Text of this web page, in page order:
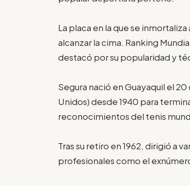
La placa en la que se
alcanzar la cima. Ranking
destacó por su popularidad y
Segura nació en Guayaquil el
Unidos) desde 1940 para
reconocimientos del tenis
Tras su retiro en 1962, dirigió a
profesionales como el